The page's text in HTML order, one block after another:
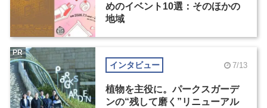
めのイベント10選：そのほかの
地域
インタビュー 7/13
植物を主役に。パークスガーデ
ンの“残して磨く”リニューアル
PR